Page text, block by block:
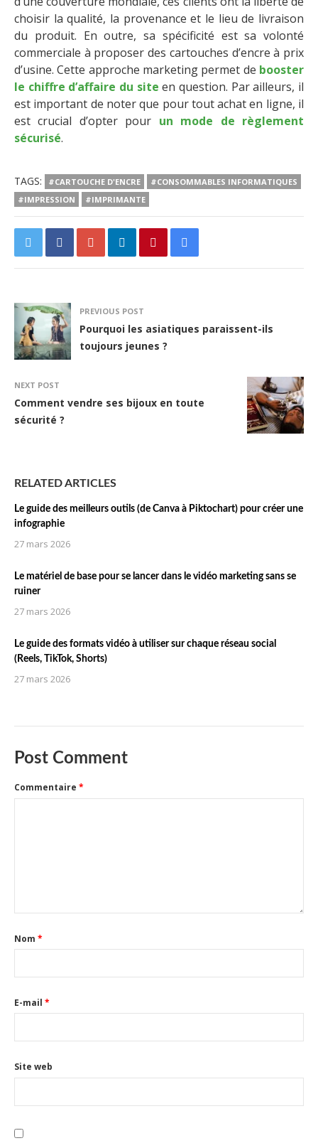
choisir la qualité, la provenance et le lieu de livraison
du produit. En outre, sa spécificité est sa volonté
commerciale à proposer des cartouches d’encre à prix
d’usine. Cette approche marketing permet de booster
le chiffre d’affaire du site en question. Par ailleurs, il
est important de noter que pour tout achat en ligne, il
est crucial d’opter pour un mode de règlement
sécurisé.
TAGS: #CARTOUCHE D'ENCRE
#CONSOMMABLES INFORMATIQUES
#IMPRESSION
#IMPRIMANTE
PREVIOUS POST
Pourquoi les asiatiques paraissent-ils
toujours jeunes ?
NEXT POST
Comment vendre ses bijoux en toute
sécurité ?
RELATED ARTICLES
Le guide des meilleurs outils (de Canva à Piktochart) pour créer une
infographie
27 mars 2026
Le matériel de base pour se lancer dans le vidéo marketing sans se
ruiner
27 mars 2026
Le guide des formats vidéo à utiliser sur chaque réseau social
(Reels, TikTok, Shorts)
27 mars 2026
Post Comment
Commentaire *
Nom *
E-mail *
Site web